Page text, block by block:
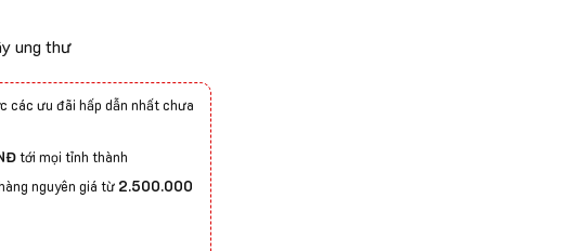
ung thư
các ưu đãi hấp dẫn nhất chưa
tới mọi tỉnh thành
nguyên giá từ 2.500.000